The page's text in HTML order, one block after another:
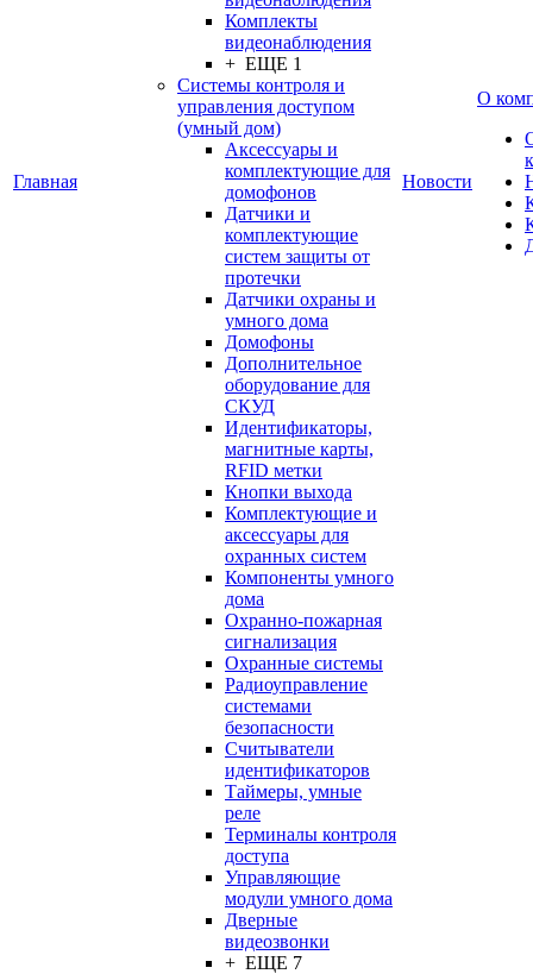
Главная
Комплекты
видеонаблюдения
+ ЕЩЕ 1
Системы контроля и
управления доступом
(умный дом)
Аксессуары и
комплектующие для
домофонов
Датчики и
комплектующие
систем защиты от
протечки
Датчики охраны и
умного дома
Домофоны
Дополнительное
оборудование для
СКУД
Идентификаторы,
магнитные карты,
RFID метки
Кнопки выхода
Комплектующие и
аксессуары для
охранных систем
Компоненты умного
дома
Охранно-пожарная
сигнализация
Охранные системы
Радиоуправление
системами
безопасности
Считыватели
идентификаторов
Таймеры, умные
реле
Терминалы контроля
доступа
Управляющие
модули умного дома
Дверные
видеозвонки
+ ЕЩЕ 7
Новости
О